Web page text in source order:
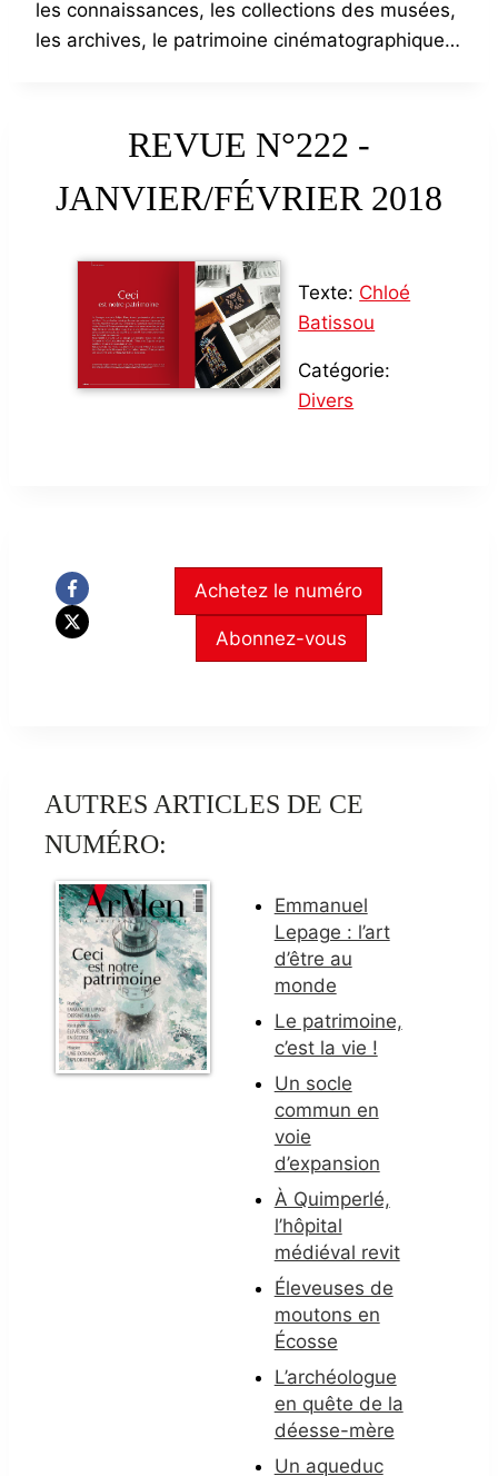
les connaissances, les collections des musées,
les archives, le patrimoine cinématographique…
REVUE N°222 -
JANVIER/FÉVRIER 2018
Texte: Chloé
Batissou
Catégorie:
Divers
Achetez le numéro
Abonnez-vous
AUTRES ARTICLES DE CE
NUMÉRO:
Emmanuel
Lepage : l’art
d’être au
monde
Le patrimoine,
c’est la vie !
Un socle
commun en
voie
d’expansion
À Quimperlé,
l’hôpital
médiéval revit
Éleveuses de
moutons en
Écosse
L’archéologue
en quête de la
déesse-mère
Un aqueduc